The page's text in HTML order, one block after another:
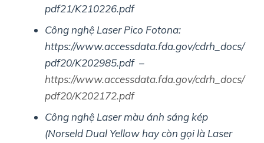
pdf21/K210226.pdf
Công nghệ Laser Pico Fotona:
https://www.accessdata.fda.gov/cdrh_docs/
pdf20/K202985.pdf –
https://www.accessdata.fda.gov/cdrh_docs/
pdf20/K202172.pdf
Công nghệ Laser màu ánh sáng kép
(Norseld Dual Yellow hay còn gọi là Laser